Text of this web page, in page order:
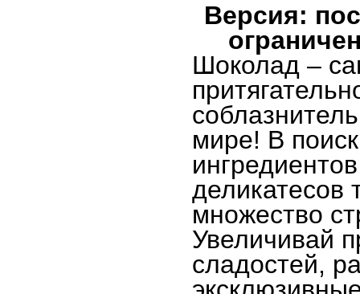
Версия:
Шоколад –
мире! В
деликатесов
множество
Увеличивай
сладостей,